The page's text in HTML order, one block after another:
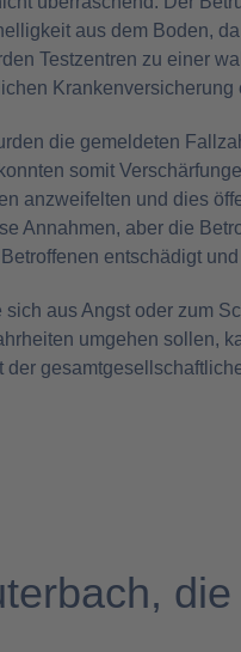
aus dem Boden,
Testzentren zu einer
Krankenversicherung
die gemeldeten
somit
anzweifelten und dies
Annahmen, aber die
entschädigt
sich aus Angst oder zum
umgehen sollen,
der